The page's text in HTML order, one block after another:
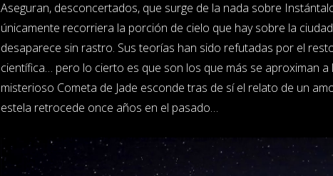
Aseguran, desconcertados, que surge de la nada sobre
únicamente recorriera la porción de cielo que hay sobre la
desaparece sin rastro. Sus teorías han sido refutadas por el
científica… pero lo cierto es que son los que más se aproximan a
misterioso Cometa de Jade esconde tras de sí el relato de un
estela retrocede once años en el pasado…